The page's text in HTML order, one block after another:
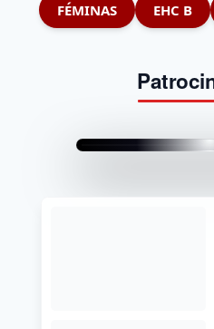
FÉMINAS
EHC B